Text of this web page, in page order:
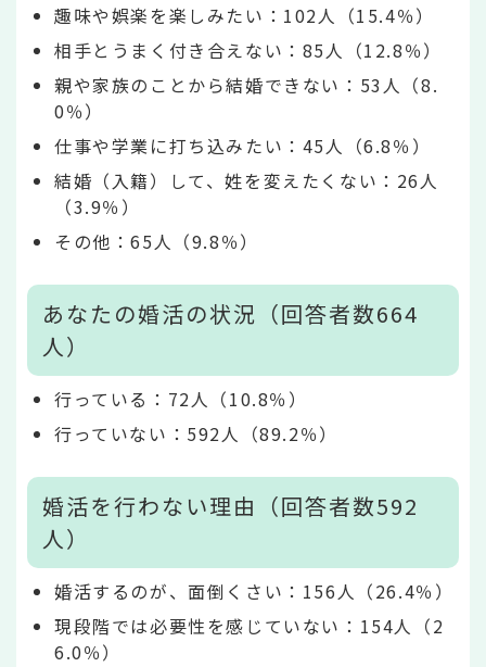
趣味や娯楽を楽しみたい：102人（15.4％）
相手とうまく付き合えない：85人（12.8％）
親や家族のことから結婚できない：53人（8.
0％）
仕事や学業に打ち込みたい：45人（6.8％）
結婚（入籍）して、姓を変えたくない：26人
（3.9％）
その他：65人（9.8％）
あなたの婚活の状況（回答者数664
人）
行っている：72人（10.8％）
行っていない：592人（89.2％）
婚活を行わない理由（回答者数592
人）
婚活するのが、面倒くさい：156人（26.4％）
現段階では必要性を感じていない：154人（2
6.0％）